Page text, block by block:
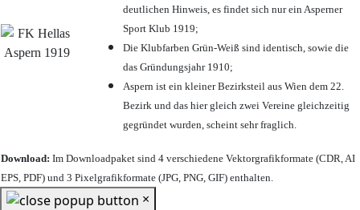
deutlichen Hinweis, es findet sich nur ein Asperner
Sport Klub 1919;
Die Klubfarben Grün-Weiß sind identisch, sowie die
das Gründungsjahr 1910;
Aspern ist ein kleiner Bezirksteil aus Wien dem 22.
Bezirk und das hier gleich zwei Vereine gleichzeitig
gegründet wurden, scheint sehr fraglich.
Download: Im Downloadpaket sind 4 verschiedene Vektorgrafikformate (CDR, AI
EPS, PDF) und 3 Pixelgrafikformate (JPG, PNG, GIF) enthalten.
×